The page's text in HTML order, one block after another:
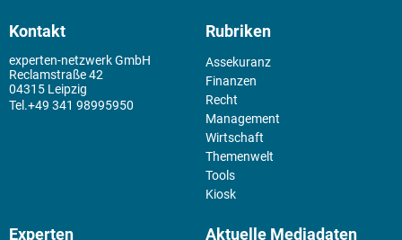
Kontakt
experten-netzwerk GmbH
Reclamstraße 42
04315 Leipzig
+49 341 98995950
Rubriken
Assekuranz
Finanzen
Recht
Management
Wirtschaft
Themenwelt
Tools
Kiosk
Experten Aktuelle Mediadaten